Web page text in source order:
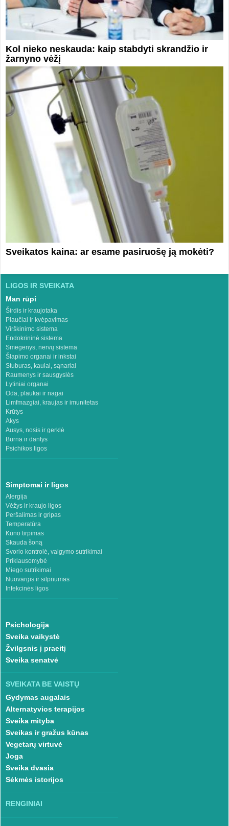
Kol nieko neskauda: kaip stabdyti skrandžio ir
žarnyno vėžį
Sveikatos kaina: ar esame pasiruošę ją mokėti?
LIGOS IR SVEIKATA
Man rūpi
Širdis ir kraujotaka
Plaučiai ir kvėpavimas
Virškinimo sistema
Endokrininė sistema
Smegenys, nervų sistema
Šlapimo organai ir inkstai
Stuburas, kaulai, sąnariai
Raumenys ir sausgyslės
Lytiniai organai
Oda, plaukai ir nagai
Limfmazgiai, kraujas ir imunitetas
Krūtys
Akys
Ausys, nosis ir gerklė
Burna ir dantys
Psichikos ligos
Simptomai ir ligos
Alergija
Vėžys ir kraujo ligos
Peršalimas ir gripas
Temperatūra
Kūno tirpimas
Skauda šoną
Svorio kontrolė, valgymo sutrikimai
Priklausomybė
Miego sutrikimai
Nuovargis ir silpnumas
Infekcinės ligos
Psichologija
Sveika vaikystė
Žvilgsnis į praeitį
Sveika senatvė
SVEIKATA BE VAISTŲ
Gydymas augalais
Alternatyvios terapijos
Sveika mityba
Sveikas ir gražus kūnas
Vegetarų virtuvė
Joga
Sveika dvasia
Sėkmės istorijos
RENGINIAI